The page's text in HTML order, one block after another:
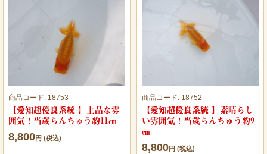
商品コード: 18753
【愛知超優良系統 】上品な雰
囲気！当歳らんちゅう約11㎝
8,800円 (税込)
商品コード: 18752
【愛知超優良系統 】素晴らし
い雰囲気！当歳らんちゅう約9
㎝
8,800円 (税込)